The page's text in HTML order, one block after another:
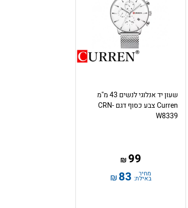
שעון יד אנלוגי לנשים 43 מ''מ
Curren צבע כסוף דגם CRN-
W8339
99
₪
מחיר
באילת: 83
₪